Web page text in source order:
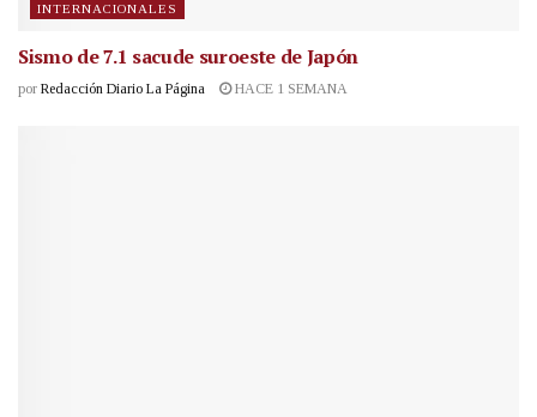
INTERNACIONALES
Sismo de 7.1 sacude suroeste de Japón
por Redacción Diario La Página HACE 1 SEMANA